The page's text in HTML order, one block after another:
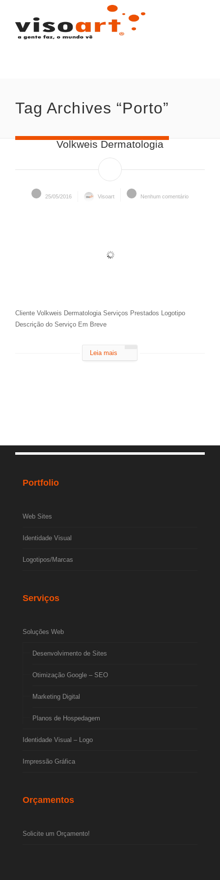
Tag Archives “Porto”
Volkweis Dermatologia
25/05/2016 Visoart Nenhum comentário
Cliente Volkweis Dermatologia Serviços Prestados Logotipo
Descrição do Serviço Em Breve
Leia mais
Portfolio
Web Sites
Identidade Visual
Logotipos/Marcas
Serviços
Soluções Web
Desenvolvimento de Sites
Otimização Google – SEO
Marketing Digital
Planos de Hospedagem
Identidade Visual – Logo
Impressão Gráfica
Orçamentos
Solicite um Orçamento!